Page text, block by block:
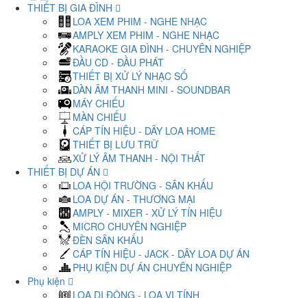
THIẾT BỊ GIA ĐÌNH
LOA XEM PHIM - NGHE NHẠC
AMPLY XEM PHIM - NGHE NHẠC
KARAOKE GIA ĐÌNH - CHUYÊN NGHIỆP
ĐẦU CD - ĐẦU PHÁT
THIẾT BỊ XỬ LÝ NHẠC SỐ
DÀN ÂM THANH MINI - SOUNDBAR
MÁY CHIẾU
MÀN CHIẾU
CÁP TÍN HIỆU - DÂY LOA HOME
THIẾT BỊ LƯU TRỮ
XỬ LÝ ÂM THANH - NỘI THẤT
THIẾT BỊ DỰ ÁN
LOA HỘI TRƯỜNG - SÂN KHẤU
LOA DỰ ÁN - THƯƠNG MẠI
AMPLY - MIXER - XỬ LÝ TÍN HIỆU
MICRO CHUYÊN NGHIỆP
ĐÈN SÂN KHẤU
CÁP TÍN HIỆU - JACK - DÂY LOA DỰ ÁN
PHỤ KIỆN DỰ ÁN CHUYÊN NGHIỆP
Phụ kiện
LOA DI ĐỘNG - LOA VI TÍNH